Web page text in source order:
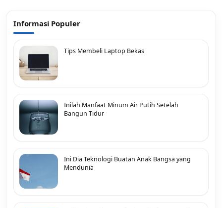
Informasi Populer
Tips Membeli Laptop Bekas
Inilah Manfaat Minum Air Putih Setelah
Bangun Tidur
Ini Dia Teknologi Buatan Anak Bangsa yang
Mendunia